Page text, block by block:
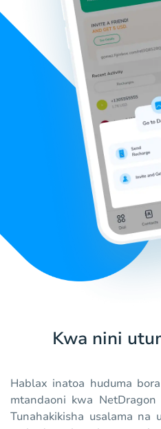
Kwa nini
Hablax inatoa huduma
mtandaoni kwa
Tunahakikisha usalama na